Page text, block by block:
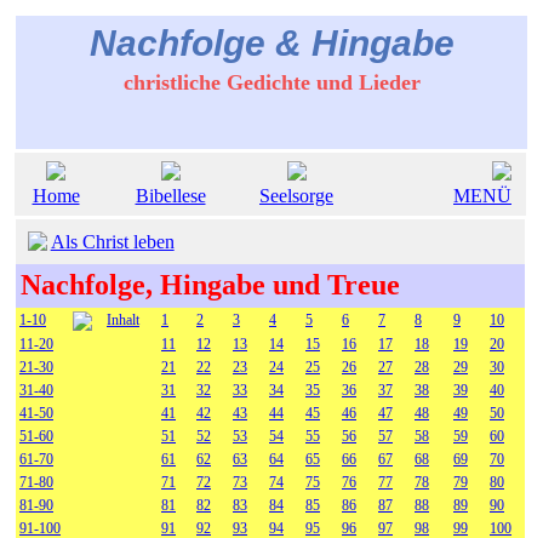
Nachfolge & Hingabe
christliche Gedichte und Lieder
Home Bibellese Seelsorge MENÜ
Als Christ leben
Nachfolge, Hingabe und Treue
1-10 Inhalt 1 2 3 4 5 6 7 8 9
10
11-20
11 12 13 14 15 16 17 18 19
20
21-30
21 22 23 24 25 26 27 28 29
30
31-40
31 32 33 34 35 36 37 38 39
40
41-50
41 42 43 44 45 46 47 48 49
50
51-60
51 52 53 54 55 56 57 58 59
60
61-70
61 62 63 64 65 66 67 68 69
70
71-80
71 72 73 74 75 76 77 78 79
80
81-90
81 82 83 84 85 86 87 88 89
90
91-100
91 92 93 94 95 96 97 98 99
100